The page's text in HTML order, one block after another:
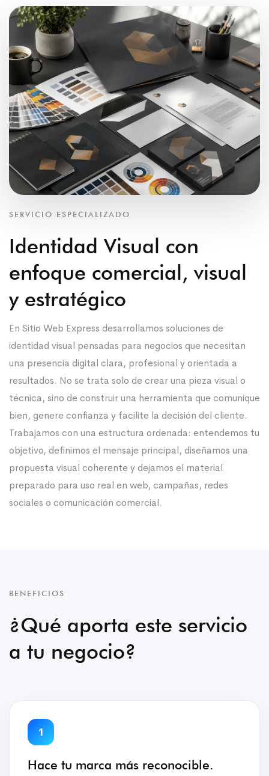
SERVICIO ESPECIALIZADO
Identidad Visual con
enfoque comercial, visual
y estratégico
En Sitio Web Express desarrollamos soluciones de
identidad visual pensadas para negocios que necesitan
una presencia digital clara, profesional y orientada a
resultados. No se trata solo de crear una pieza visual o
técnica, sino de construir una herramienta que comunique
bien, genere confianza y facilite la decisión del cliente.
Trabajamos con una estructura ordenada: entendemos tu
objetivo, definimos el mensaje principal, diseñamos una
propuesta visual coherente y dejamos el material
preparado para uso real en web, campañas, redes
sociales o comunicación comercial.
BENEFICIOS
¿Qué aporta este servicio
a tu negocio?
1
Hace tu marca más reconocible.